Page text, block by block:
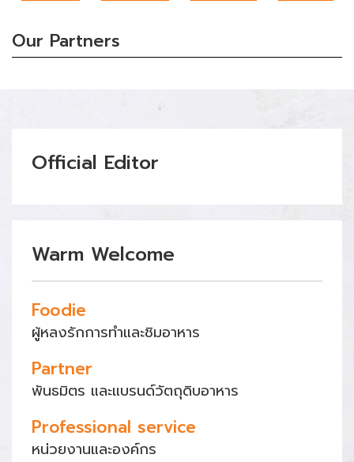
Our Partners
Official Editor
Warm Welcome
Foodie
ผู้หลงรักการทำและชิมอาหาร
Partner
พันธมิตร และแบรนด์วัตถุดิบอาหาร
Professional service
หน่วยงานและองค์กร